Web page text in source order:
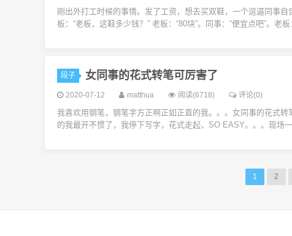
刚出外打工时候的事情。发了工资，想去买双鞋，一个逗逼同事
板：“老板，这鞋多少钱？” 老板：“80块”。同事：“便宜点吧”。老
段子 女同事的花式转笔可厉害了
2020-07-12 matthua 阅读(6718) 评论(0)
我喜欢用钢笔，钢笔字方正啊正如正直的我。。。女同事的花式
的我最开不惯了，我停下写字，花式走起，SO EASY。。。现场
1 2